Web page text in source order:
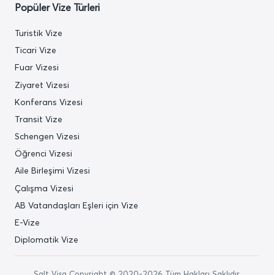
Popüler Vize Türleri
Turistik Vize
Ticari Vize
Fuar Vizesi
Ziyaret Vizesi
Konferans Vizesi
Transit Vize
Schengen Vizesi
Öğrenci Vizesi
Aile Birleşimi Vizesi
Çalışma Vizesi
AB Vatandaşları Eşleri için Vize
E-Vize
Diplomatik Vize